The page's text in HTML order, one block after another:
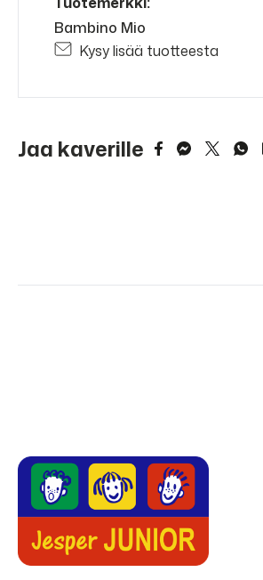
Bambino Mio
Kysy lisää tuotteesta
Jaa kaverille